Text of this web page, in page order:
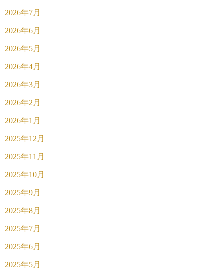
2026年7月
2026年6月
2026年5月
2026年4月
2026年3月
2026年2月
2026年1月
2025年12月
2025年11月
2025年10月
2025年9月
2025年8月
2025年7月
2025年6月
2025年5月